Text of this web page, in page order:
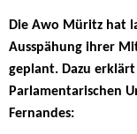
Die Awo Müritz hat
Ausspähung ihrer
geplant. Dazu
Parlamentarischen
Fernandes: